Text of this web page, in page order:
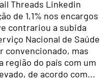
Threads Linkedin
de 1,1% nos encargos
contrariou a subida
Nacional de Saúde
convencionado, mas
região do país com um
de acordo com...